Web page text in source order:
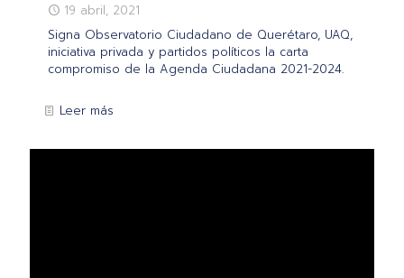
19 abril, 2021
Signa Observatorio Ciudadano de Querétaro, UAQ,
iniciativa privada y partidos políticos la carta
compromiso de la Agenda Ciudadana 2021-2024.
Leer más